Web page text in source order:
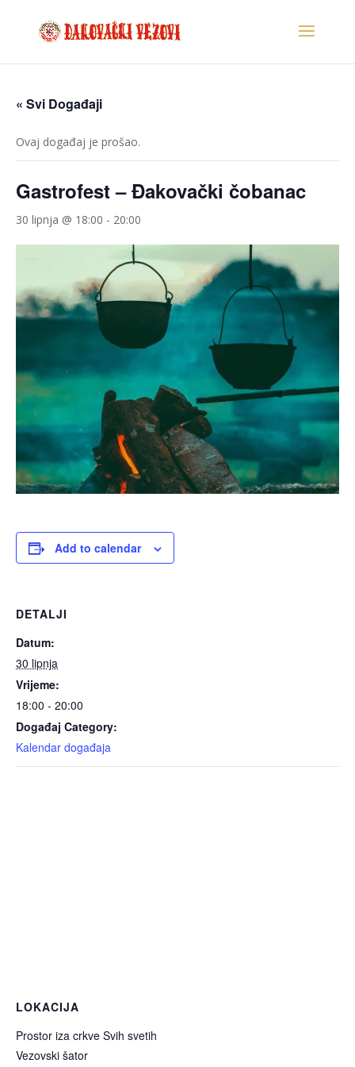
« Svi Događaji
Ovaj događaj je prošao.
Gastrofest – Đakovački čobanac
30 lipnja @ 18:00 - 20:00
Add to calendar
DETALJI
Datum:
30 lipnja
Vrijeme:
18:00 - 20:00
Događaj Category:
Kalendar događaja
LOKACIJA
Prostor iza crkve Svih svetih
Vezovski šator